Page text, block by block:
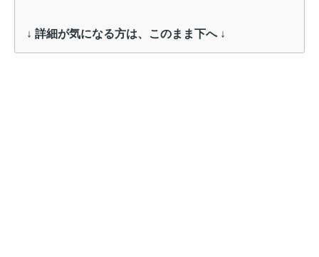
↓ 詳細が気になる方は、このまま下へ ↓